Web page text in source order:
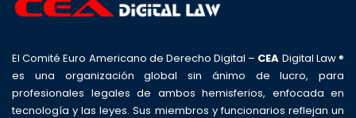
El Comité Euro Americano de Derecho Digital – CEA Digital Law ®
es una organización global sin ánimo de lucro, para
profesionales legales de ambos hemisferios, enfocada en
tecnología y las leyes. Sus miembros y funcionarios reflejan un